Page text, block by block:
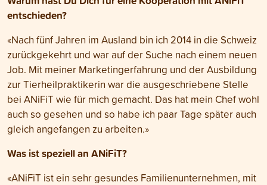
entschieden?
«Nach fünf Jahren im Ausland bin ich 2014 in die Schweiz
zurückgekehrt und war auf der Suche nach einem neuen
Job. Mit meiner Marketingerfahrung und der Ausbildung
zur Tierheilpraktikerin war die ausgeschriebene Stelle
bei ANiFiT wie für mich gemacht. Das hat mein Chef wohl
auch so gesehen und so habe ich paar Tage später auch
gleich angefangen zu arbeiten.»
Was ist speziell an ANiFiT?
«ANiFiT ist ein sehr gesundes Familienunternehmen, mit